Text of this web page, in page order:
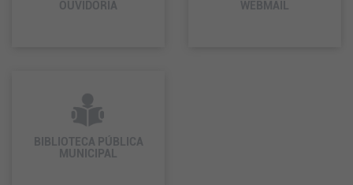
OUVIDORIA WEBMAIL
BIBLIOTECA PÚBLICA
MUNICIPAL